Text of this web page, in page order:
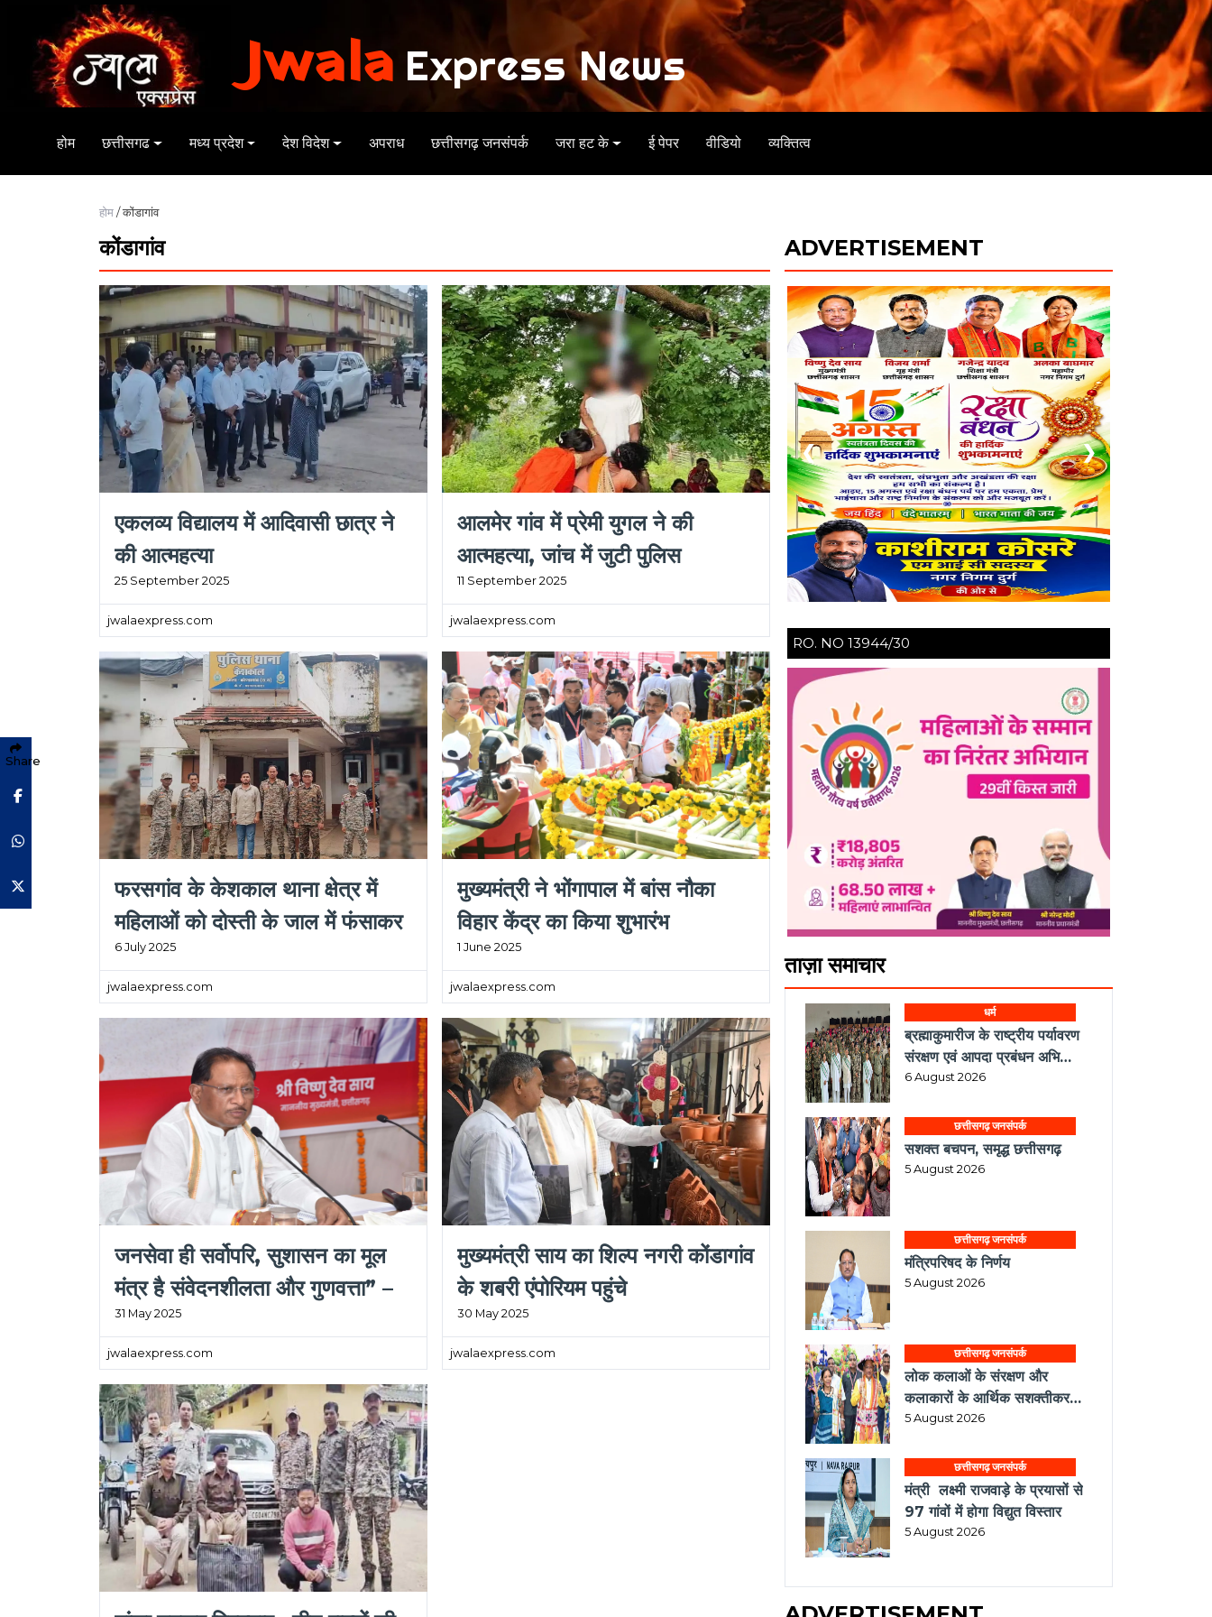
Jwala Express News
होम छत्तीसगढ मध्य प्रदेश देश विदेश अपराध छत्तीसगढ़ जनसंपर्क जरा हट के ई पेपर वीडियो व्यक्तित्व
होम/ कोंडागांव
कोंडागांव
एकलव्य विद्यालय में आदिवासी छात्र ने
की आत्महत्या
25 September 2025
jwalaexpress.com
आलमेर गांव में प्रेमी युगल ने की
आत्महत्या, जांच में जुटी पुलिस
11 September 2025
jwalaexpress.com
फरसगांव के केशकाल थाना क्षेत्र में
महिलाओं को दोस्ती के जाल में फंसाकर
अश्लील वीडियो बनाकर ब्लैकमेल और
दुष्कर्म करने वाले आरोपी को पुलिस ने
गिरफ्तार किया।
6 July 2025
jwalaexpress.com
मुख्यमंत्री ने भोंगापाल में बांस नौका
विहार केंद्र का किया शुभारंभ
1 June 2025
jwalaexpress.com
जनसेवा ही सर्वोपरि, सुशासन का मूल
मंत्र है संवेदनशीलता और गुणवत्ता” –
मुख्यमंत्री विष्णुदेव साय
31 May 2025
jwalaexpress.com
मुख्यमंत्री साय का शिल्प नगरी कोंडागांव
के शबरी एंपोरियम पहुंचे
30 May 2025
jwalaexpress.com
ADVERTISEMENT
❮ ❯
RO. NO 13944/30
ताज़ा समाचार
धर्म
ब्रह्माकुमारीज के राष्ट्रीय पर्यावरण
संरक्षण एवं आपदा प्रबंधन अभियान
का दुर्ग में शुभारंभ
6 August 2026
छत्तीसगढ़ जनसंपर्क
सशक्त बचपन, समृद्ध छत्तीसगढ़
5 August 2026
छत्तीसगढ़ जनसंपर्क
मंत्रिपरिषद के निर्णय
5 August 2026
छत्तीसगढ़ जनसंपर्क
लोक कलाओं के संरक्षण और
कलाकारों के आर्थिक सशक्तीकरण
की दिशा में संस्कृति विभाग की
5 August 2026
छत्तीसगढ़ जनसंपर्क
मंत्री लक्ष्मी राजवाड़े के प्रयासों से
97 गांवों में होगा विद्युत विस्तार
5 August 2026
Share
Facebook
Whatsapp
Twitter